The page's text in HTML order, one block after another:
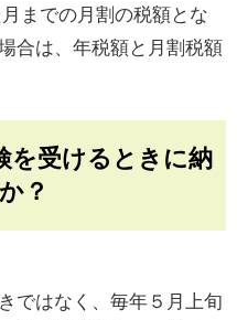
までの月割の税額とな
合は、年税額と月割税額
を受けるときに納
？
ではなく、毎年５月上旬